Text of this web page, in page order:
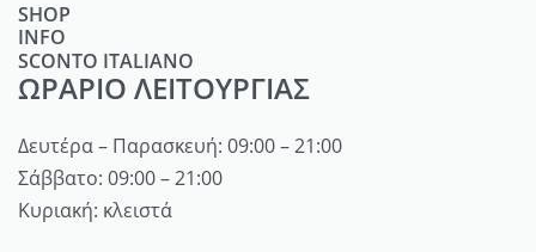
SHOP
Απορρυπαντικά
Καλλυντικά
Προσωπική φροντίδα
Μαλλιά
Είδη δώρων
INFO
Λογαριασμός
Καλάθι
Τρόποι αποστολής / πληρωμής
Όροι Χρήσης
Πολιτική επιστροφών
SCONTO ITALIANO
Ποιοί είμαστε
My account
ΩΡΑΡΙΟ ΛΕΙΤΟΥΡΓΙΑΣ
Δευτέρα – Παρασκευή: 09:00 – 21:00
Σάββατο: 09:00 – 21:00
Κυριακή: κλειστά